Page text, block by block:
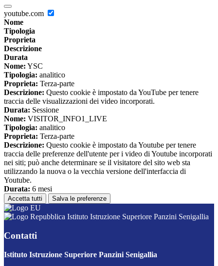
youtube.com
Nome
Tipologia
Proprieta
Descrizione
Durata
Nome: YSC
Tipologia: analitico
Proprieta: Terza-parte
Descrizione: Questo cookie è impostato da YouTube per tenere
traccia delle visualizzazioni dei video incorporati.
Durata: Sessione
Nome: VISITOR_INFO1_LIVE
Tipologia: analitico
Proprieta: Terza-parte
Descrizione: Questo cookie è impostato da Youtube per tenere
traccia delle preferenze dell'utente per i video di Youtube incorporati
nei siti; può anche determinare se il visitatore del sito web sta
utilizzando la nuova o la vecchia versione dell'interfaccia di
Youtube.
Durata: 6 mesi
Accetta tutti Salva le preferenze
Istituto Istruzione Superiore Panzini Senigallia
Contatti
Istituto Istruzione Superiore Panzini Senigallia